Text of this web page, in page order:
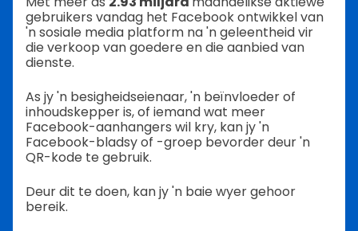
gebruikers vandag het Facebook ontwikkel van
'n sosiale media platform na 'n geleentheid vir
die verkoop van goedere en die aanbied van
dienste.
As jy 'n besigheidseienaar, 'n beïnvloeder of
inhoudskepper is, of iemand wat meer
Facebook-aanhangers wil kry, kan jy 'n
Facebook-bladsy of -groep bevorder deur 'n
QR-kode te gebruik.
Deur dit te doen, kan jy 'n baie wyer gehoor
bereik.